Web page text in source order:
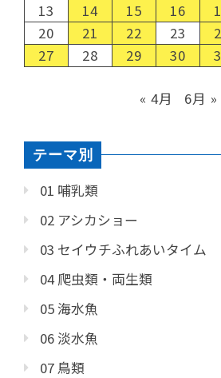
13 14 15 16
20
21 22 23
27
28 29 30
« 4月 6月 »
テーマ別
01 哺乳類
02 アシカショー
03 セイウチふれあいタイム
04 爬虫類・両生類
05 海水魚
06 淡水魚
07 鳥類